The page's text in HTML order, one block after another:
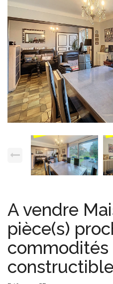
A vendre
pièce(s)
commodités